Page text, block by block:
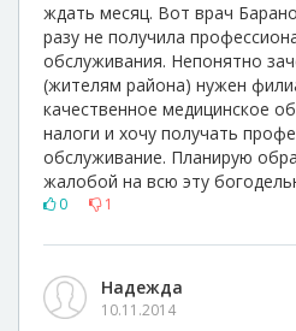
ждать месяц. Вот врач
разу не получила
обслуживания. Непонятно
(жителям района) нужен
качественное медицинское
налоги и хочу получать
обслуживание. Планирую
жалобой на всю эту
0 1
Надежда
10.11.2014